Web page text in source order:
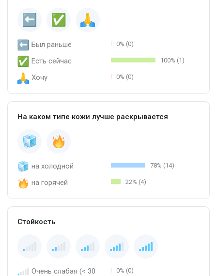
Был раньше 0% (0)
Есть сейчас 100% (1)
Хочу 0% (0)
На каком типе кожи лучше раскрывается
на холодной 78% (14)
на горячей 22% (4)
Стойкость
Очень слабая (< 30
0% (0)